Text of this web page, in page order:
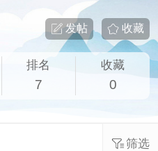
收藏
发帖
排名
7
收藏
0
筛选